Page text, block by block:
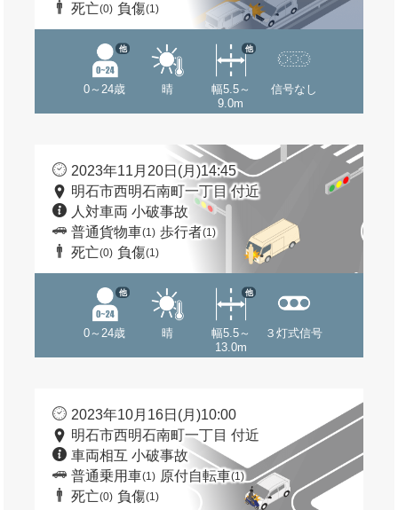
死亡(0) 負傷(1)
0～24歳
他
晴
幅5.5～
9.0m
他
信号なし
2023年11月20日(月)14:45
明石市西明石南町一丁目 付近
人対車両 小破事故
普通貨物車(1) 歩行者(1)
死亡(0) 負傷(1)
0～24歳
他
晴
幅5.5～
13.0m
他
３灯式信号
2023年10月16日(月)10:00
明石市西明石南町一丁目 付近
車両相互 小破事故
普通乗用車(1) 原付自転車(1)
死亡(0) 負傷(1)